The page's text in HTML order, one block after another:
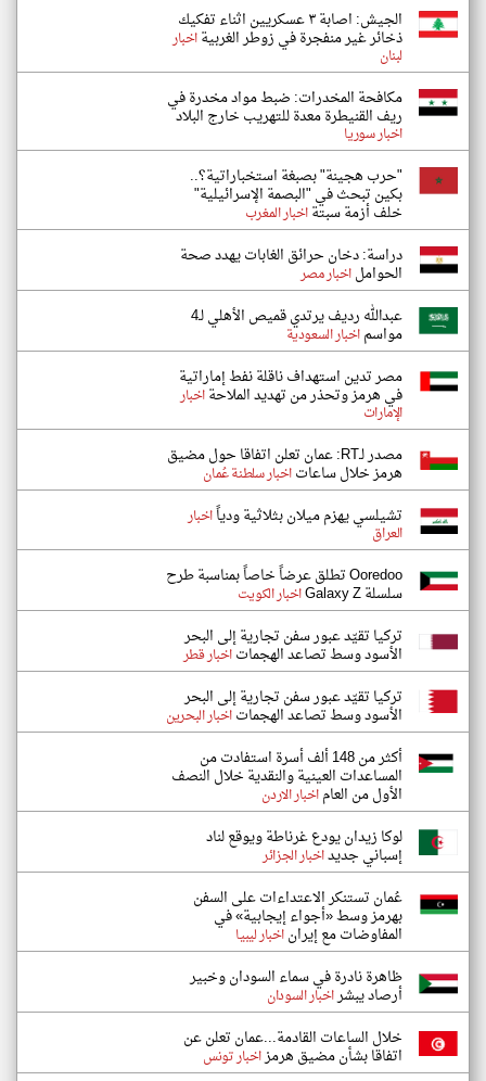
الجيش: اصابة ٣ عسكريين اثناء تفكيك
ذخائر غير منفجرة في زوطر الغربيةاخبار
لبنان
مكافحة المخدرات: ضبط مواد مخدرة في
ريف القنيطرة معدة للتهريب خارج البلاد
اخبار سوريا
"حرب هجينة" بصبغة استخباراتية؟..
بكين تبحث في "البصمة الإسرائيلية"
خلف أزمة سبتةاخبار المغرب
دراسة: دخان حرائق الغابات يهدد صحة
الحواملاخبار مصر
عبدالله رديف يرتدي قميص الأهلي لـ4
مواسماخبار السعودية
مصر تدين استهداف ناقلة نفط إماراتية
في هرمز وتحذر من تهديد الملاحةاخبار
الإمارات
مصدر لـRT: عمان تعلن اتفاقا حول مضيق
هرمز خلال ساعاتاخبار سلطنة عُمان
تشيلسي يهزم ميلان بثلاثية ودياًاخبار
العراق
Ooredoo تطلق عرضاً خاصاً بمناسبة طرح
سلسلة Galaxy Z اخبار الكويت
تركيا تقيّد عبور سفن تجارية إلى البحر
الأسود وسط تصاعد الهجماتاخبار قطر
تركيا تقيّد عبور سفن تجارية إلى البحر
الأسود وسط تصاعد الهجماتاخبار البحرين
أكثر من 148 ألف أسرة استفادت من
المساعدات العينية والنقدية خلال النصف
الأول من العاماخبار الاردن
لوكا زيدان يودع غرناطة ويوقع لناد
إسباني جديداخبار الجزائر
عُمان تستنكر الاعتداءات على السفن
بهرمز وسط «أجواء إيجابية» في
المفاوضات مع إيراناخبار ليبيا
ظاهرة نادرة في سماء السودان وخبير
أرصاد يبشراخبار السودان
خلال الساعات القادمة...عمان تعلن عن
اتفاقا بشأن مضيق هرمزاخبار تونس